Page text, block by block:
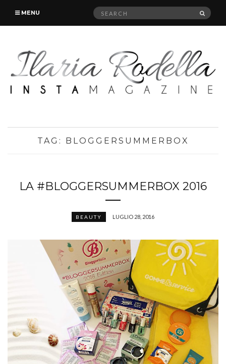
MENU
Search
TAG: BLOGGERSUMMERBOX
LA #BLOGGERSUMMERBOX 2016
BEAUTY LUGLIO 28, 2016